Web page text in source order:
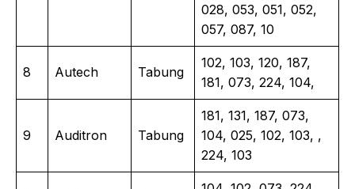
028, 053, 051, 052,
057, 087, 10
8 Autech Tabung
102, 103, 120, 187,
181, 073, 224, 104,
9 Auditron Tabung
181, 131, 187, 073,
104, 025, 102, 103, ,
224, 103